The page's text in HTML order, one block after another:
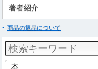
著者紹介
商品の返品について